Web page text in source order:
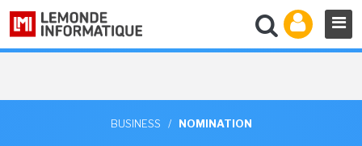
BUSINESS / NOMINATION